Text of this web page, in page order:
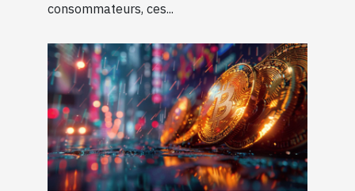
consommateurs, ces...